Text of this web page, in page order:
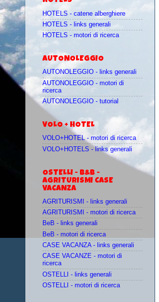
HOTELS - catene alberghiere
HOTELS - links generali
HOTELS - motori di ricerca
AUTONOLEGGIO
AUTONOLEGGIO - links generali
AUTONOLEGGIO - motori di
ricerca
AUTONOLEGGIO - tutorial
VOLO + HOTEL
VOLO+HOTEL - motori di ricerca
VOLO+HOTELS - links generali
OSTELLI - B&B -
AGRITURISMI CASE
VACANZA
AGRITURISMI - links generali
AGRITURISMI - motori di ricerca
BeB - links generali
BeB - motori di ricerca
CASE VACANZA - links generali
CASE VACANZE - motori di
ricerca
OSTELLI - links generali
OSTELLI - motori di ricerca